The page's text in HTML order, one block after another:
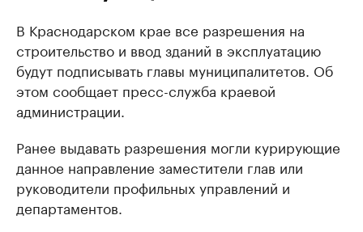
В Краснодарском крае все разрешения на
строительство и ввод зданий в эксплуатацию
будут подписывать главы муниципалитетов. Об
этом сообщает пресс-служба краевой
администрации.
Ранее выдавать разрешения могли курирующие
данное направление заместители глав или
руководители профильных управлений и
департаментов.